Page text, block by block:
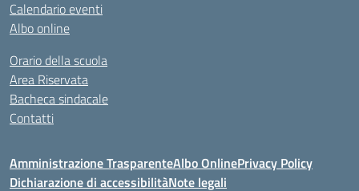
Calendario eventi
Albo online
Orario della scuola
Area Riservata
Bacheca sindacale
Contatti
Amministrazione TrasparenteAlbo OnlinePrivacy Policy
Dichiarazione di accessibilitàNote legali